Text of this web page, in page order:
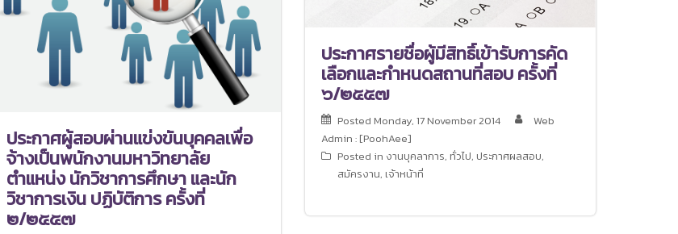
ประกาศรายชื่อผู้มีสิทธิ์เข้ารับการคัด
เลือกและกำหนดสถานที่สอบ ครั้งที่
๖/๒๕๕๗
Posted Monday, 17 November 2014
Web
Admin : [PoohAee]
Posted in งานบุคลาการ, ทั่วไป, ประกาศผลสอบ,
สมัครงาน, เจ้าหน้าที่
ประกาศผู้สอบผ่านแข่งขันบุคคลเพื่อ
จ้างเป็นพนักงานมหาวิทยาลัย
ตำแหน่ง นักวิชาการศึกษา และนัก
วิชาการเงิน ปฏิบัติการ ครั้งที่
๒/๒๕๕๗